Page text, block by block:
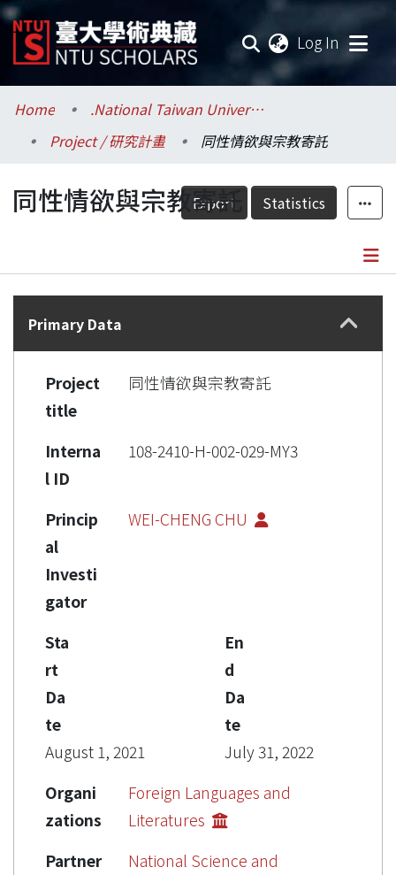
Log In
Communities & Collections
Research Outputs
Fundings & Projects
Statistics
Home
.National Taiwan University / 國立臺灣大學
Project / 研究計畫
同性情欲與宗教寄託
Export Statistics
同性情欲與宗教寄託
Details
Primary Data
Project
title
同性情欲與宗教寄託
Interna
l ID
108-2410-H-002-029-MY3
Princip
al
Investi
gator
WEI-CHENG CHU
Sta
rt
Da
te
August 1, 2021
En
d
Da
te
July 31, 2022
Organi
zations
Foreign Languages and
Literatures
Partner
National Science and